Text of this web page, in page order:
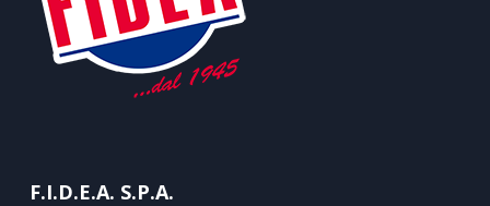
F.I.D.E.A. S.P.A.